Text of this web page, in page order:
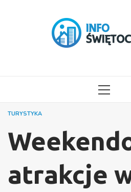
MENU
TURYSTYKA
atrakcje